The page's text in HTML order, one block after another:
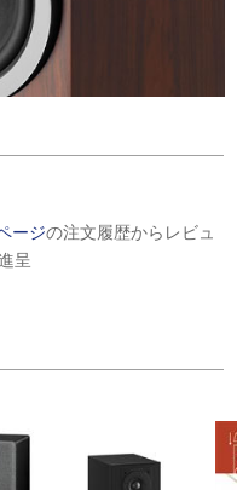
ージの注文履歴からレビュ
呈